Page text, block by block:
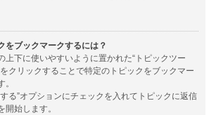
をブックマークするには？
上下に使いやすいように置かれた“トピックツー
クリックすることで特定のトピックをブックマー
る”オプションにチェックを入れてトピックに返信
始します。